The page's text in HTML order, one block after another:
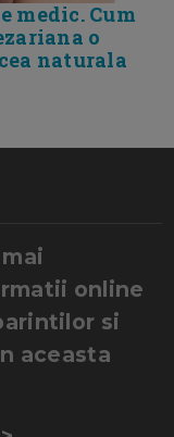
medic. Cum
o
naturala
online
si
aceasta